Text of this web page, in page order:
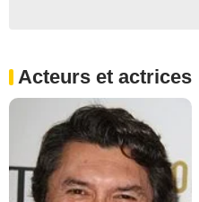
Acteurs et actrices